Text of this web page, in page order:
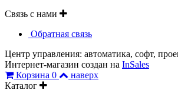
Связь с нами
Обратная связь
Центр управления: автоматика, софт,
Интернет-магазин создан на InSales
Корзина 0
наверх
Каталог